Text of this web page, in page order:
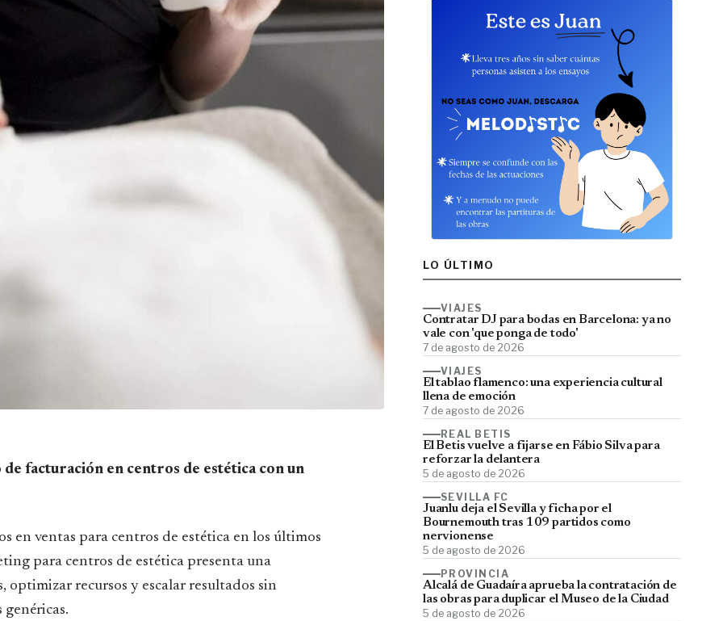
en ventas para centros de estética en los últimos
para centros de estética presenta una
recursos y escalar resultados sin
LO ÚLTIMO
VIAJES
Contratar DJ para bodas en Barcelona: ya no
vale con 'que ponga de todo'
7 de agosto de 2026
VIAJES
El tablao flamenco: una experiencia cultural
llena de emoción
7 de agosto de 2026
REAL BETIS
El Betis vuelve a fijarse en Fábio Silva para
reforzar la delantera
5 de agosto de 2026
SEVILLA FC
Juanlu deja el Sevilla y ficha por el
Bournemouth tras 109 partidos como
nervionense
5 de agosto de 2026
PROVINCIA
Alcalá de Guadaíra aprueba la contratación de
las obras para duplicar el Museo de la Ciudad
5 de agosto de 2026